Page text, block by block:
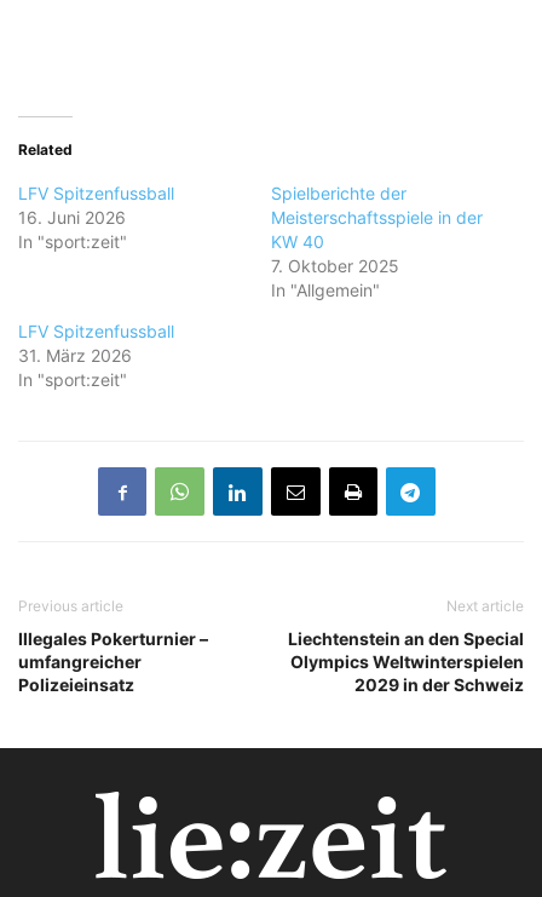
Related
LFV Spitzenfussball
16. Juni 2026
In "sport:zeit"
Spielberichte der
Meisterschaftsspiele in der
KW 40
7. Oktober 2025
In "Allgemein"
LFV Spitzenfussball
31. März 2026
In "sport:zeit"
Previous article
Illegales Pokerturnier –
umfangreicher
Polizeieinsatz
Next article
Liechtenstein an den Special
Olympics Weltwinterspielen
2029 in der Schweiz